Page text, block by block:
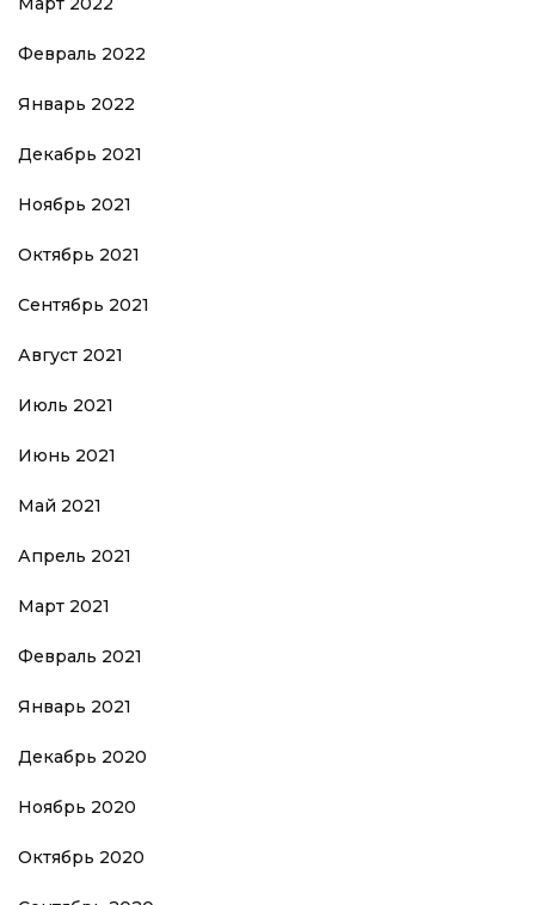
Февраль 2022
Январь 2022
Декабрь 2021
Ноябрь 2021
Октябрь 2021
Сентябрь 2021
Август 2021
Июль 2021
Июнь 2021
Май 2021
Апрель 2021
Март 2021
Февраль 2021
Январь 2021
Декабрь 2020
Ноябрь 2020
Октябрь 2020